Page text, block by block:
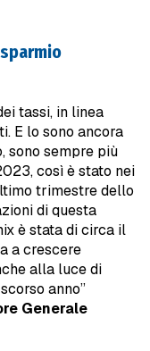
tassi, in linea
E lo sono ancora
sono sempre più
così è stato nei
trimestre dello
di questa
è stata di circa il
a crescere
alla luce di
anno”
Generale